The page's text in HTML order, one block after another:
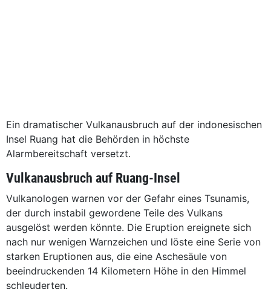
Ein dramatischer Vulkanausbruch auf der indonesischen
Insel Ruang hat die Behörden in höchste
Alarmbereitschaft versetzt.
Vulkanausbruch auf Ruang-Insel
Vulkanologen warnen vor der Gefahr eines Tsunamis,
der durch instabil gewordene Teile des Vulkans
ausgelöst werden könnte. Die Eruption ereignete sich
nach nur wenigen Warnzeichen und löste eine Serie von
starken Eruptionen aus, die eine Aschesäule von
beeindruckenden 14 Kilometern Höhe in den Himmel
schleuderten.